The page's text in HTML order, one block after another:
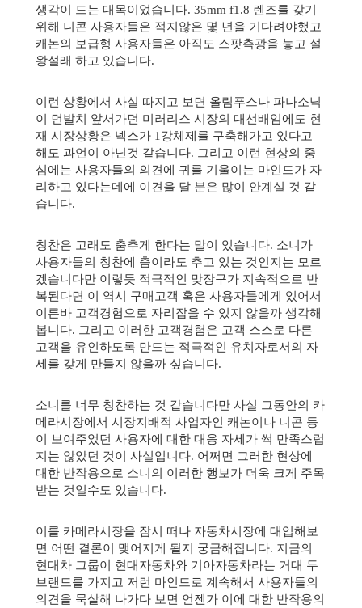
생각이 드는 대목이었습니다. 35mm f1.8 렌즈를 갖기
위해 니콘 사용자들은 적지않은 몇 년을 기다려야했고
캐논의 보급형 사용자들은 아직도 스팟측광을 놓고 설
왕설래 하고 있습니다.
이런 상황에서 사실 따지고 보면 올림푸스나 파나소닉
이 먼발치 앞서가던 미러리스 시장의 대선배임에도 현
재 시장상황은 넥스가 1강체제를 구축해가고 있다고
해도 과언이 아닌것 같습니다. 그리고 이런 현상의 중
심에는 사용자들의 의견에 귀를 기울이는 마인드가 자
리하고 있다는데에 이견을 달 분은 많이 안계실 것 같
습니다.
칭찬은 고래도 춤추게 한다는 말이 있습니다. 소니가
사용자들의 칭찬에 춤이라도 추고 있는 것인지는 모르
겠습니다만 이렇듯 적극적인 맞장구가 지속적으로 반
복된다면 이 역시 구매고객 혹은 사용자들에게 있어서
이른바 고객경험으로 자리잡을 수 있지 않을까 생각해
봅니다. 그리고 이러한 고객경험은 고객 스스로 다른
고객을 유인하도록 만드는 적극적인 유치자로서의 자
세를 갖게 만들지 않을까 싶습니다.
소니를 너무 칭찬하는 것 같습니다만 사실 그동안의 카
메라시장에서 시장지배적 사업자인 캐논이나 니콘 등
이 보여주었던 사용자에 대한 대응 자세가 썩 만족스럽
지는 않았던 것이 사실입니다. 어쩌면 그러한 현상에
대한 반작용으로 소니의 이러한 행보가 더욱 크게 주목
받는 것일수도 있습니다.
이를 카메라시장을 잠시 떠나 자동차시장에 대입해보
면 어떤 결론이 맺어지게 될지 궁금해집니다. 지금의
현대차 그룹이 현대자동차와 기아자동차라는 거대 두
브랜드를 가지고 저런 마인드로 계속해서 사용자들의
의견을 묵살해 나가다 보면 언젠가 이에 대한 반작용의